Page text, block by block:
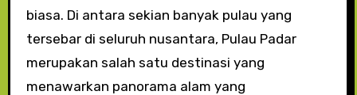
biasa. Di antara sekian banyak pulau yang
tersebar di seluruh nusantara, Pulau Padar
merupakan salah satu destinasi yang
menawarkan panorama alam yang